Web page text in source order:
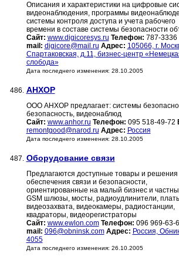
Описания и характеристики на цифровые
видеонаблюдения, программы
системы контроля доступа и учета рабочего
времени в составе системы безопасности
Сайт: www.digicoresys.ru Телефон: 787-3336
mail: digicore@mail.ru Адрес: 105066, г.
Спартаковская, д.11, бизнес-центр
слобода»
Дата последнего изменения: 28.10.2005
486. АНХОР
ООО АНХОР предлагает: системы
безопасность, видеонаблюд
Сайт: www.anhor.ru Телефон: 095 518-49-72
remontgood@narod.ru Адрес: Россия
Дата последнего изменения: 28.10.2005
487. Оборудование связи
Предлагаются доступные товары и решения
обеспечения связи и безопасности,
ориентированные на малый бизнес и
GSM шлюзы, мосты, радиоудлинители,
видеозахвата, видеокамеры, радиостанции,
квадраторы, видеорегистраторы
Сайт: www.ewlon.com Телефон: 096 969-63-
mail: 096@obninsk.com Адрес: Россия,
4055
Дата последнего изменения: 26.10.2005